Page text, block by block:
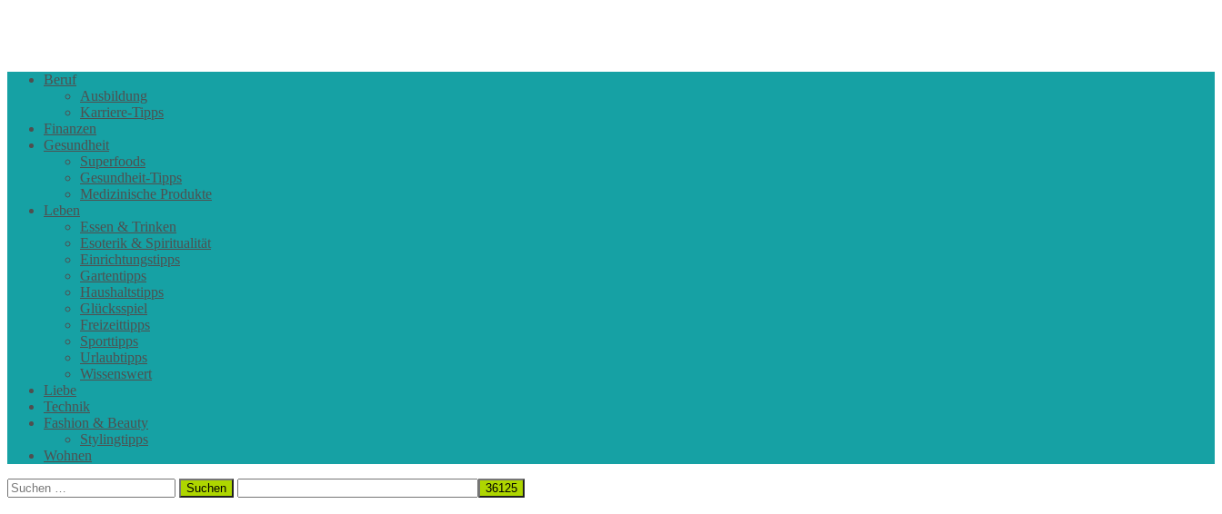
Beruf
Ausbildung
Karriere-Tipps
Finanzen
Gesundheit
Superfoods
Gesundheit-Tipps
Medizinische Produkte
Leben
Essen & Trinken
Esoterik & Spiritualität
Einrichtungstipps
Gartentipps
Haushaltstipps
Glücksspiel
Freizeittipps
Sporttipps
Urlaubtipps
Wissenswert
Liebe
Technik
Fashion & Beauty
Stylingtipps
Wohnen
Suchen
nach: